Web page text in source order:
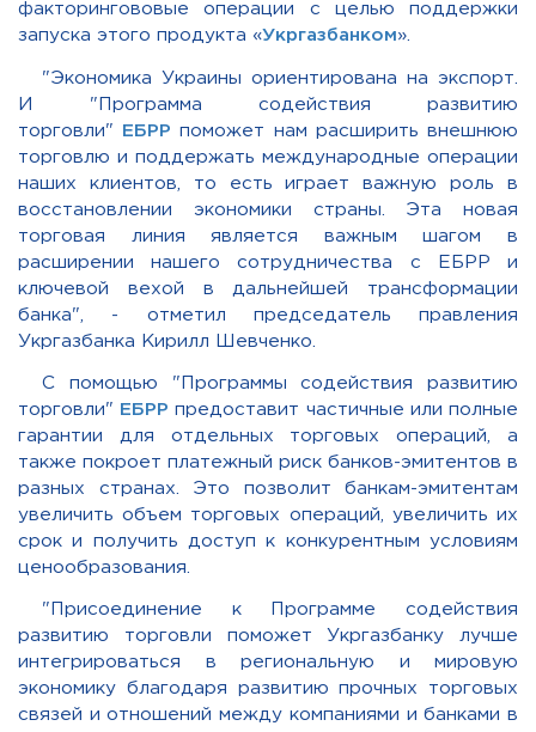
факторингововые операции с целью поддержки
запуска этого продукта «Укргазбанком».
"Экономика Украины ориентирована на экспорт.
И "Программа содействия развитию
торговли"
ЕБРР поможет нам расширить внешнюю
торговлю и поддержать международные операции
наших клиентов, то есть играет важную роль в
восстановлении экономики страны. Эта новая
торговая линия является важным шагом в
расширении нашего сотрудничества с ЕБРР и
ключевой вехой в дальнейшей трансформации
банка", - отметил председатель правления
Укргазбанка Кирилл Шевченко.
С помощью "Программы содействия развитию
торговли"
ЕБРР предоставит частичные или полные
гарантии для отдельных торговых операций, а
также покроет платежный риск банков-эмитентов в
разных странах. Это позволит банкам-эмитентам
увеличить объем торговых операций, увеличить их
срок и получить доступ к конкурентным условиям
ценообразования.
"Присоединение к Программе содействия
развитию торговли поможет Укргазбанку лучше
интегрироваться в региональную и мировую
экономику благодаря развитию прочных торговых
связей и отношений между компаниями и банками в